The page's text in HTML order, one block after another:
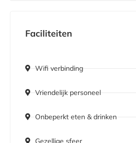
Faciliteiten
Wifi verbinding
Vriendelijk personeel
Onbeperkt eten & drinken
Gezellige sfeer